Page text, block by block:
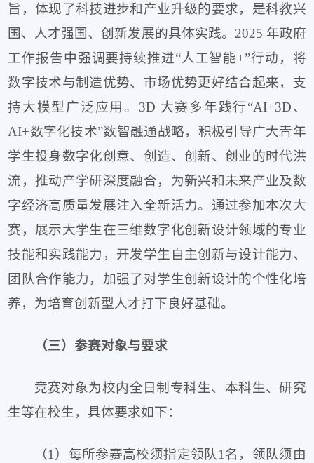
旨，体现了科技进步和产业升级的要求，是科教兴
国、人才强国、创新发展的具体实践。2025 年政府
工作报告中强调要持续推进“人工智能+”行动，将
数字技术与制造优势、市场优势更好结合起来，支
持大模型广泛应用。3D 大赛多年践行“AI+3D、
AI+数字化技术”数智融通战略，积极引导广大青年
学生投身数字化创意、创造、创新、创业的时代洪
流，推动产学研深度融合，为新兴和未来产业及数
字经济高质量发展注入全新活力。通过参加本次大
赛，展示大学生在三维数字化创新设计领域的专业
技能和实践能力，开发学生自主创新与设计能力、
团队合作能力，加强了对学生创新设计的个性化培
养，为培育创新型人才打下良好基础。
（三）参赛对象与要求
竞赛对象为校内全日制专科生、本科生、研究
生等在校生，具体要求如下：
（1）每所参赛高校须指定领队1名，领队须由